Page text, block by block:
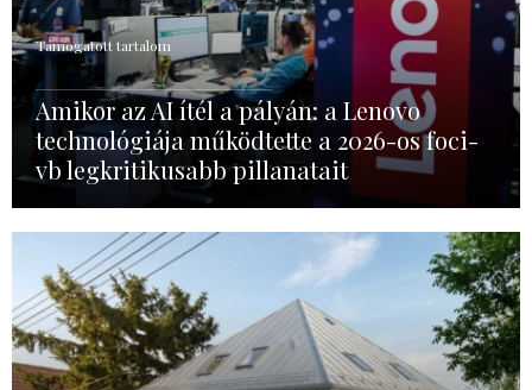
Támogatott tartalom
Amikor az AI ítél a pályán: a Lenovo
technológiája működtette a 2026-os foci-
vb legkritikusabb pillanatait